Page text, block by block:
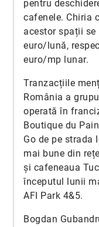
pentru
cafenele. Chiria
acestor spații se
euro/lună,
euro/mp lunar.
Tranzacțiile
România a
operată în
Boutique du
Go de pe strada
mai bune din
și cafeneaua
începutul lunii
AFI Park 4&5.
Bogdan